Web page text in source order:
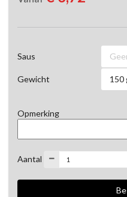
Saus
Gewicht 150
Opmerking
Aantal